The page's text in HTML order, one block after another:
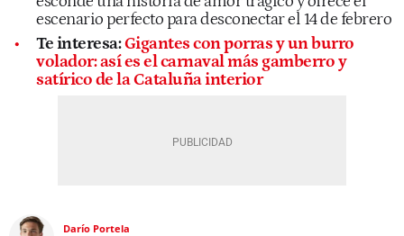
escenario perfecto para desconectar el 14 de febrero
Te interesa:Gigantes con porras y un burro
volador: así es el carnaval más gamberro y
satírico de la Cataluña interior
Darío Portela